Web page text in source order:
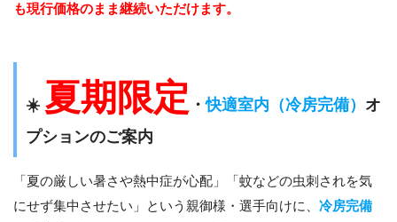
も現行価格のまま継続いただけます。
☀️ 夏期限定 ・快適室内（冷房完備） オ
プションのご案内
「夏の厳しい暑さや熱中症が心配」「蚊などの虫刺されを気
にせず集中させたい」という親御様・選手向けに、 冷房完備